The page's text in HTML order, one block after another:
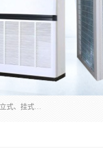
防爆正压分析小屋；不锈钢、碳钢材质防爆正压通风柜，分上下、左右、外挂三种款式；立式、挂式防爆配电柜体；不锈钢、碳钢防爆变频、磁力、星三角启动器；不锈钢、碳钢、铸铝防爆控制箱柜；可操作按键、多块式防爆仪表箱；多材质防爆接线箱；台式防爆电脑、防爆监视器。产品适配石油、化工、煤炭、电力、纺织、酿酒、航天、铁路、冶金、船舶、消防、市政等多行业工况使用。